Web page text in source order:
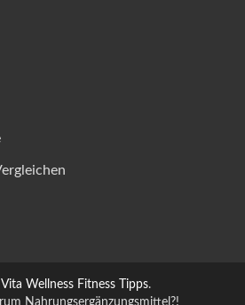
Vita Wellness Fitness Tipps.
Nahrungsergänzungsmittel?!